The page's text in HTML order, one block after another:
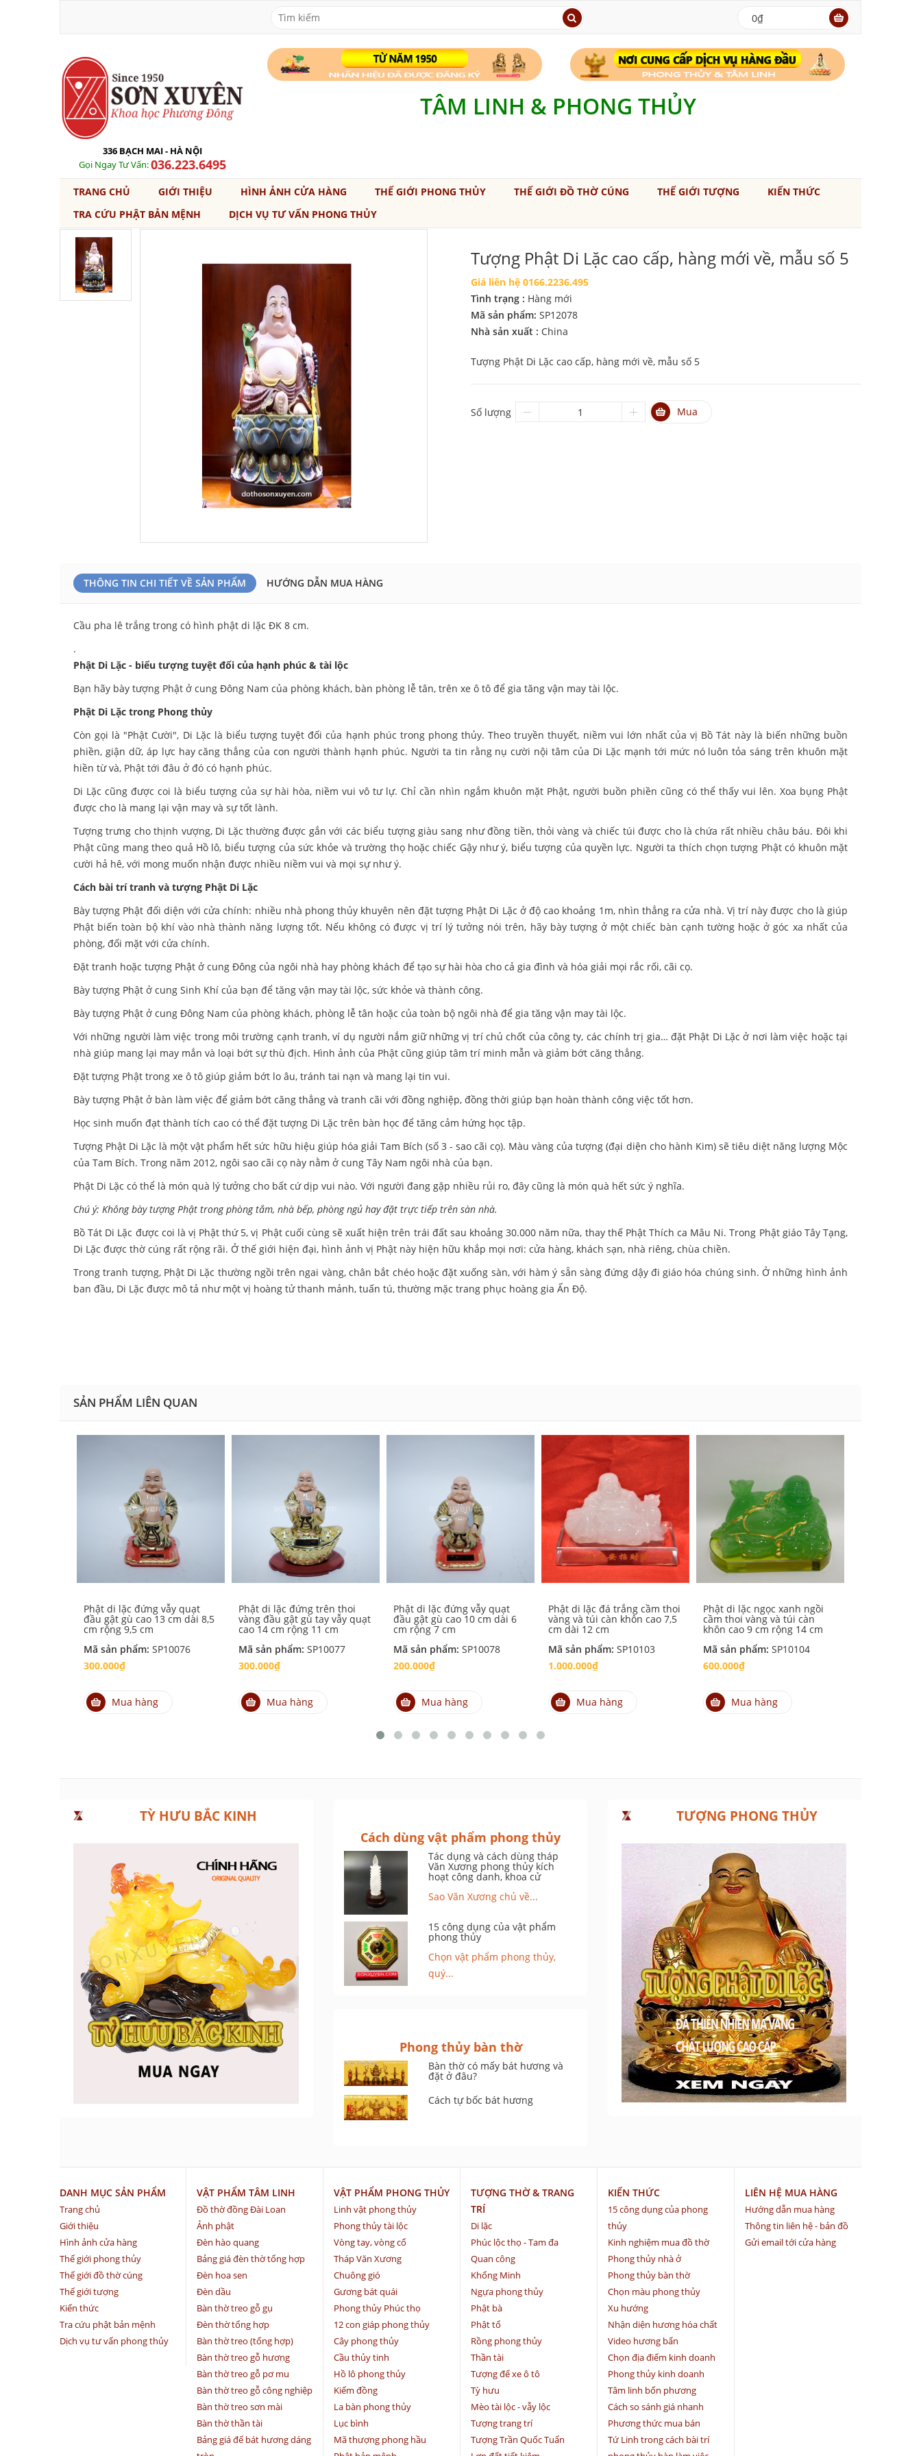
0₫
336 BẠCH MAI - HÀ NỘI
Gọi Ngay Tư Vấn:036.223.6495
TÂM LINH & PHONG THỦY
TRANG CHỦ GIỚI THIỆU HÌNH ẢNH CỬA HÀNG THẾ GIỚI PHONG THỦY THẾ GIỚI ĐỒ THỜ CÚNG THẾ GIỚI TƯỢNG
KIẾN THỨC
TRA CỨU PHẬT BẢN MỆNH
DỊCH VỤ TƯ VẤN PHONG THỦY
Tượng Phật Di Lặc cao cấp, hàng mới về, mẫu số 5
Giá liên hệ 0166.2236.495
Tình trạng : Hàng mới
Mã sản phẩm: SP12078
Nhà sản xuất : China
Tượng Phật Di Lặc cao cấp, hàng mới về, mẫu số 5
Số lượng Mua
THÔNG TIN CHI TIẾT VỀ SẢN PHẨM HƯỚNG DẪN MUA HÀNG
Cầu pha lê trắng trong có hình phật di lặc ĐK 8 cm.
.
Phật Di Lặc - biểu tượng tuyệt đối của hạnh phúc & tài lộc
Bạn hãy bày tượng Phật ở cung Đông Nam của phòng khách, bàn phòng lễ tân, trên xe ô tô để gia tăng vận may tài lộc.
Phật Di Lặc trong Phong thủy
Còn gọi là "Phật Cười", Di Lặc là biểu tượng tuyệt đối của hạnh phúc trong phong thủy. Theo truyền thuyết, niềm vui lớn nhất của vị Bồ Tát này là biến những buồn
phiền, giận dữ, áp lực hay căng thẳng của con người thành hạnh phúc. Người ta tin rằng nụ cười nội tâm của Di Lặc mạnh tới mức nó luôn tỏa sáng trên khuôn mặt
hiền từ và, Phật tới đâu ở đó có hạnh phúc.
Di Lặc cũng được coi là biểu tượng của sự hài hòa, niềm vui vô tư lự. Chỉ cần nhìn ngắm khuôn mặt Phật, người buồn phiền cũng có thể thấy vui lên. Xoa bụng Phật
được cho là mang lại vận may và sự tốt lành.
Tượng trưng cho thịnh vượng, Di Lặc thường được gắn với các biểu tượng giàu sang như đồng tiền, thỏi vàng và chiếc túi được cho là chứa rất nhiều châu báu. Đôi khi
Phật cũng mang theo quả Hồ lô, biểu tượng của sức khỏe và trường thọ hoặc chiếc Gậy như ý, biểu tượng của quyền lực. Người ta thích chọn tượng Phật có khuôn mặt
cười hả hê, với mong muốn nhận được nhiều niềm vui và mọi sự như ý.
Cách bài trí tranh và tượng Phật Di Lặc
Bày tượng Phật đối diện với cửa chính: nhiều nhà phong thủy khuyên nên đặt tượng Phật Di Lặc ở độ cao khoảng 1m, nhìn thẳng ra cửa nhà. Vị trí này được cho là giúp
Phật biến toàn bộ khí vào nhà thành năng lượng tốt. Nếu không có được vị trí lý tưởng nói trên, hãy bày tượng ở một chiếc bàn cạnh tường hoặc ở góc xa nhất của
phòng, đối mặt với cửa chính.
Đặt tranh hoặc tượng Phật ở cung Đông của ngôi nhà hay phòng khách để tạo sự hài hòa cho cả gia đình và hóa giải mọi rắc rối, cãi cọ.
Bày tượng Phật ở cung Sinh Khí của bạn để tăng vận may tài lộc, sức khỏe và thành công.
Bày tượng Phật ở cung Đông Nam của phòng khách, phòng lễ tân hoặc của toàn bộ ngôi nhà để gia tăng vận may tài lộc.
Với những người làm việc trong môi trường cạnh tranh, ví dụ người nắm giữ những vị trí chủ chốt của công ty, các chính trị gia… đặt Phật Di Lặc ở nơi làm việc hoặc tại
nhà giúp mang lại may mắn và loại bớt sự thù địch. Hình ảnh của Phật cũng giúp tâm trí minh mẫn và giảm bớt căng thẳng.
Đặt tượng Phật trong xe ô tô giúp giảm bớt lo âu, tránh tai nạn và mang lại tin vui.
Bày tượng Phật ở bàn làm việc để giảm bớt căng thẳng và tranh cãi với đồng nghiệp, đồng thời giúp bạn hoàn thành công việc tốt hơn.
Học sinh muốn đạt thành tích cao có thể đặt tượng Di Lặc trên bàn học để tăng cảm hứng học tập.
Tượng Phật Di Lặc là một vật phẩm hết sức hữu hiệu giúp hóa giải Tam Bích (số 3 - sao cãi cọ). Màu vàng của tượng (đại diện cho hành Kim) sẽ tiêu diệt năng lượng Mộc
của Tam Bích. Trong năm 2012, ngôi sao cãi cọ này nằm ở cung Tây Nam ngôi nhà của bạn.
Phật Di Lặc có thể là món quà lý tưởng cho bất cứ dịp vui nào. Với người đang gặp nhiều rủi ro, đây cũng là món quà hết sức ý nghĩa.
Chú ý: Không bày tượng Phật trong phòng tắm, nhà bếp, phòng ngủ hay đặt trực tiếp trên sàn nhà.
Bồ Tát Di Lặc được coi là vị Phật thứ 5, vị Phật cuối cùng sẽ xuất hiện trên trái đất sau khoảng 30.000 năm nữa, thay thế Phật Thích ca Mâu Ni. Trong Phật giáo Tây Tạng,
Di Lặc được thờ cúng rất rộng rãi. Ở thế giới hiện đại, hình ảnh vị Phật này hiện hữu khắp mọi nơi: cửa hàng, khách sạn, nhà riêng, chùa chiền.
Trong tranh tượng, Phật Di Lặc thường ngồi trên ngai vàng, chân bắt chéo hoặc đặt xuống sàn, với hàm ý sẵn sàng đứng dậy đi giáo hóa chúng sinh. Ở những hình ảnh
ban đầu, Di Lặc được mô tả như một vị hoàng tử thanh mảnh, tuấn tú, thường mặc trang phục hoàng gia Ấn Độ.
SẢN PHẨM LIÊN QUAN
Phật di lặc đứng vẫy quạt
đầu gật gù cao 13 cm dài 8,5
cm rộng 9,5 cm
Mã sản phẩm: SP10076
300.000₫
Mua hàng
Phật di lặc đứng trên thoi
vàng đầu gật gù tay vẫy quạt
cao 14 cm rộng 11 cm
Mã sản phẩm: SP10077
300.000₫
Mua hàng
Phật di lặc đứng vẫy quạt
đầu gật gù cao 10 cm dài 6
cm rộng 7 cm
Mã sản phẩm: SP10078
200.000₫
Mua hàng
Phật di lặc đá trắng cầm thoi
vàng và túi càn khôn cao 7,5
cm dài 12 cm
Mã sản phẩm: SP10103
1.000.000₫
Mua hàng
Phật di lặc ngọc xanh ngồi
cầm thoi vàng và túi càn
khôn cao 9 cm rộng 14 cm
Mã sản phẩm: SP10104
600.000₫
Mua hàng
TỲ HƯU BẮC KINH
Cách dùng vật phẩm phong thủy
Tác dụng và cách dùng tháp
Văn Xương phong thủy kích
hoạt công danh, khoa cử
Sao Văn Xương chủ về...
15 công dụng của vật phẩm
phong thủy
Chọn vật phẩm phong thủy,
quý...
Phong thủy bàn thờ
Bàn thờ có mấy bát hương và
đặt ở đâu?
Cách tự bốc bát hương
TƯỢNG PHONG THỦY
DANH MỤC SẢN PHẨM
Trang chủ
Giới thiệu
Hình ảnh cửa hàng
Thế giới phong thủy
Thế giới đồ thờ cúng
Thế giới tượng
Kiến thức
Tra cứu phật bản mệnh
Dịch vụ tư vấn phong thủy
VẬT PHẨM TÂM LINH
Đồ thờ đồng Đài Loan
Ảnh phật
Đèn hào quang
Bảng giá đèn thờ tổng hợp
Đèn hoa sen
Đèn dầu
Bàn thờ treo gỗ gụ
Đèn thờ tổng hợp
Bàn thờ treo (tổng hợp)
Bàn thờ treo gỗ hương
Bàn thờ treo gỗ pơ mu
Bàn thờ treo gỗ công nghiệp
Bàn thờ treo sơn mài
Bàn thờ thần tài
Bảng giá đế bát hương dáng
VẬT PHẨM PHONG THỦY
Linh vật phong thủy
Phong thủy tài lộc
Vòng tay, vòng cổ
Tháp Văn Xương
Chuông gió
Gương bát quái
Phong thủy Phúc thọ
12 con giáp phong thủy
Cây phong thủy
Cầu thủy tinh
Hồ lô phong thủy
Kiếm đồng
La bàn phong thủy
Lục bình
Mã thượng phong hầu
TƯỢNG THỜ & TRANG
TRÍ
Di lặc
Phúc lộc thọ - Tam đa
Quan công
Khổng Minh
Ngựa phong thủy
Phật bà
Phật tổ
Rồng phong thủy
Thần tài
Tượng để xe ô tô
Tỳ hưu
Mèo tài lộc - vẫy lộc
Tượng trang trí
Tượng Trần Quốc Tuấn
KIẾN THỨC
15 công dụng của phong
thủy
Kinh nghiệm mua đồ thờ
Phong thủy nhà ở
Phong thủy bàn thờ
Chọn màu phong thủy
Xu hướng
Nhận diện hương hóa chất
Video hương bẩn
Chọn địa điểm kinh doanh
Phong thủy kinh doanh
Tâm linh bốn phương
Cách so sánh giá nhanh
Phương thức mua bán
Tứ Linh trong cách bài trí
LIÊN HỆ MUA HÀNG
Hướng dẫn mua hàng
Thông tin liên hệ - bản đồ
Gửi email tới cửa hàng